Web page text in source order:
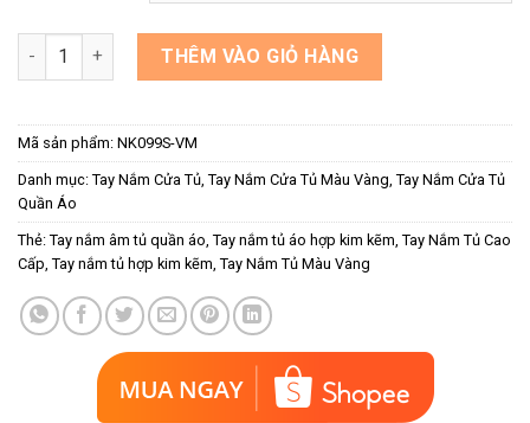
Tay nắm âm tủ hợp kim màu vàng NK099S-VM số lượng
THÊM VÀO GIỎ HÀNG
Mã sản phẩm: NK099S-VM
Danh mục: Tay Nắm Cửa Tủ Tay Nắm Cửa Tủ Màu Vàng Tay Nắm Cửa Tủ
Quần Áo
Thẻ: Tay nắm âm tủ quần áo Tay nắm tủ áo hợp kim kẽm Tay Nắm Tủ Cao
Cấp Tay nắm tủ hợp kim kẽm Tay Nắm Tủ Màu Vàng